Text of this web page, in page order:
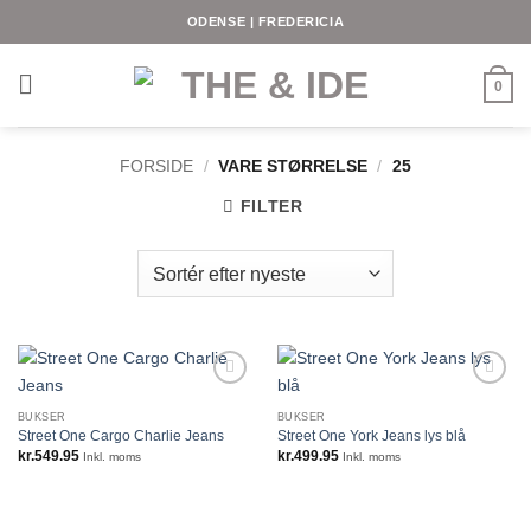
ODENSE | FREDERICIA
0
FORSIDE / VARE STØRRELSE / 25
FILTER
BUKSER
Street One Cargo Charlie Jeans
kr.549.95 Inkl. moms
BUKSER
Street One York Jeans lys blå
kr.499.95 Inkl. moms